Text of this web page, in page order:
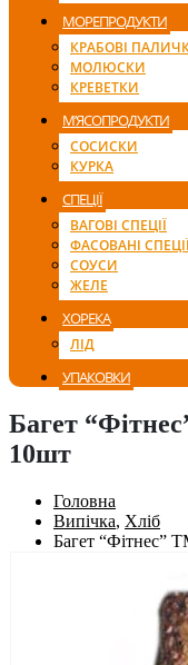
МОРЕПРОДУКТИ
КРАБОВІ
МОЛЮСКИ
КРЕВЕТКИ
М’ЯСОПРОДУКТИ
СОСИСКИ
КУРКА
СПЕЦІЇ
ВАГОВІ СПЕЦІЇ
ФАСОВАНІ
СОУСИ
ЖЕЛЕ
ХОРЕКА
ЛІД
УПАКОВКИ
Багет
10шт
Головна
Випічка, Хліб
Багет “Фітнес”